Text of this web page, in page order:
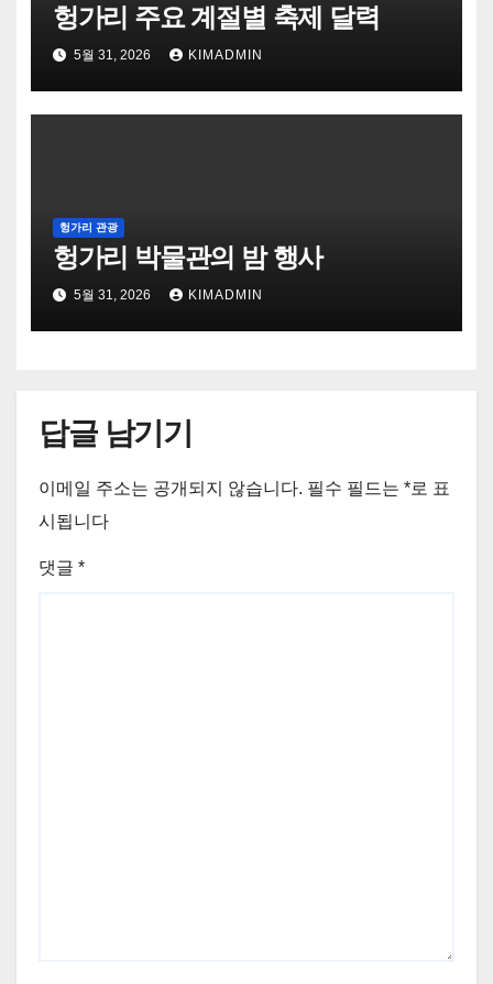
헝가리 주요 계절별 축제 달력
5월 31, 2026 KIMADMIN
헝가리 관광
헝가리 박물관의 밤 행사
5월 31, 2026 KIMADMIN
답글 남기기
이메일 주소는 공개되지 않습니다. 필수 필드는 *로 표
시됩니다
댓글 *